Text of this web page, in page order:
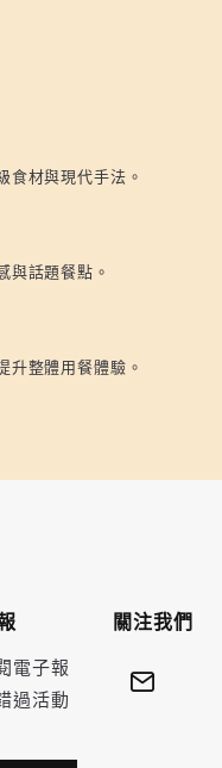
食材與現代手法。
與話題餐點。
升整體用餐體驗。
電子報
過活動
關注我們